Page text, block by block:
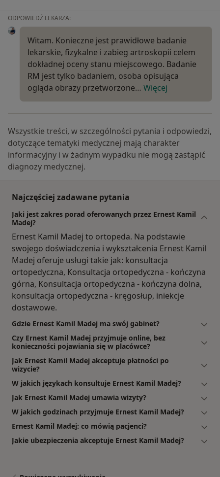
ODPOWIEDŹ LEKARZA:
Witam. Konieczne jest prawidłowe badanie
lekarskie, fizykalne i zabieg artroskopii celem
dokładnej oceny stanu miejscowego. Badanie
RM jest tylko badaniem, osoba opisująca
ogląda obrazy przetworzone… Więcej
Wszystkie treści, w szczególności pytania i odpowiedzi,
dotyczące tematyki medycznej mają charakter
informacyjny i w żadnym wypadku nie mogą zastąpić
diagnozy medycznej.
Najczęściej zadawane pytania
Jaki jest zakres porad oferowanych przez Ernest Kamil
Madej?
Ernest Kamil Madej to ortopeda. Na podstawie
swojego doświadczenia i wykształcenia Ernest Kamil
Madej oferuje usługi takie jak: konsultacja
ortopedyczna, Konsultacja ortopedyczna - kończyna
górna, Konsultacja ortopedyczna - kończyna dolna,
konsultacja ortopedyczna - kręgosłup, iniekcje
dostawowe.
Gdzie Ernest Kamil Madej ma swój gabinet?
Czy Ernest Kamil Madej przyjmuje online, bez
konieczności pojawiania się w placówce?
Jak Ernest Kamil Madej akceptuje płatności po
wizycie?
W jakich językach konsultuje Ernest Kamil Madej?
Jak Ernest Kamil Madej umawia wizyty?
W jakich godzinach przyjmuje Ernest Kamil Madej?
Ernest Kamil Madej: co mówią pacjenci?
Jakie ubezpieczenia akceptuje Ernest Kamil Madej?